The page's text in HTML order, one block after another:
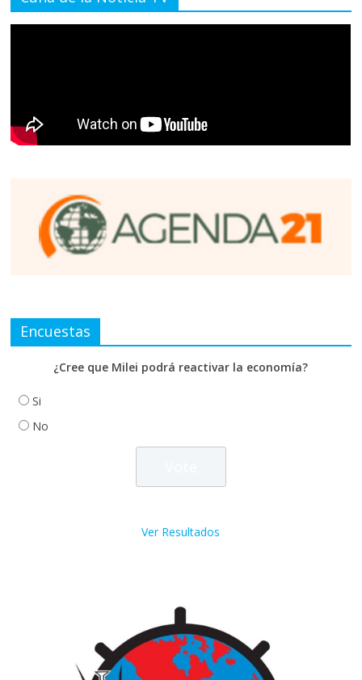
Encuestas
¿Cree que Milei podrá reactivar la economía?
Si
No
Ver Resultados